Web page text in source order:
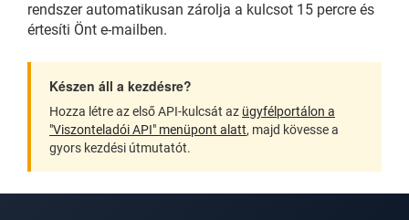
rendszer automatikusan zárolja a kulcsot 15 percre és
értesíti Önt e-mailben.
Készen áll a kezdésre?
Hozza létre az első API-kulcsát az ügyfélportálon a
"Viszonteladói API" menüpont alatt, majd kövesse a
gyors kezdési útmutatót.